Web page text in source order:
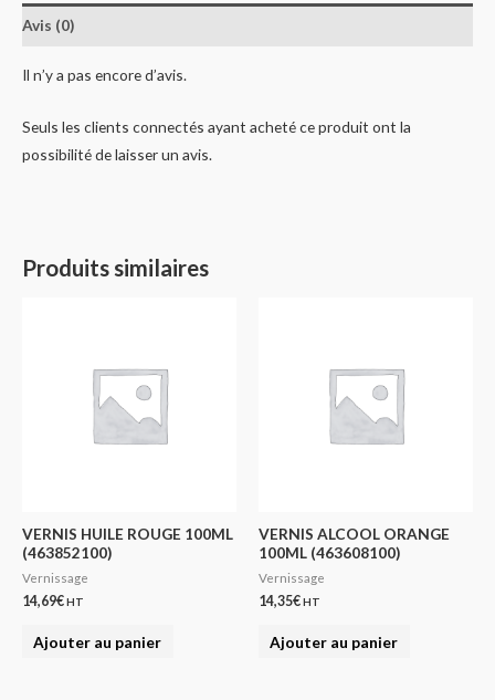
Avis (0)
Il n’y a pas encore d’avis.
Seuls les clients connectés ayant acheté ce produit ont la
possibilité de laisser un avis.
Produits similaires
VERNIS HUILE ROUGE 100ML
(463852100)
Vernissage
14,69€HT
Ajouter au panier
VERNIS ALCOOL ORANGE
100ML (463608100)
Vernissage
14,35€HT
Ajouter au panier